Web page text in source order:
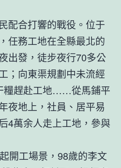
合打響的戰役。位于
任務工地在全縣最北的
出發，徒步夜行70多公
；向東渠規劃中未流經
糧趕赴工地……從馬鋪平
夜地上，社員、居平易
4萬余人走上工地，參與
工場景，98歲的李文